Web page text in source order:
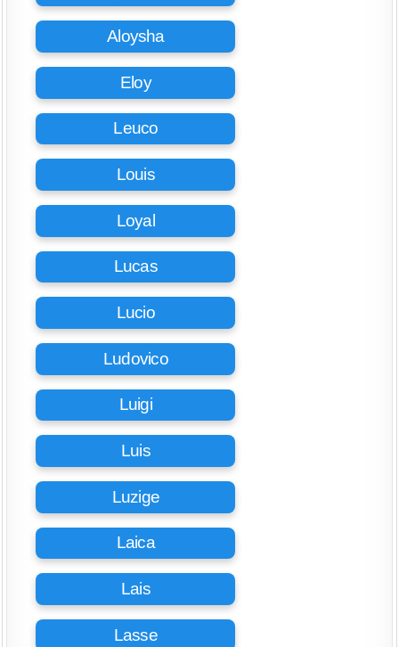
Aloysha
Eloy
Leuco
Louis
Loyal
Lucas
Lucio
Ludovico
Luigi
Luis
Luzige
Laica
Lais
Lasse